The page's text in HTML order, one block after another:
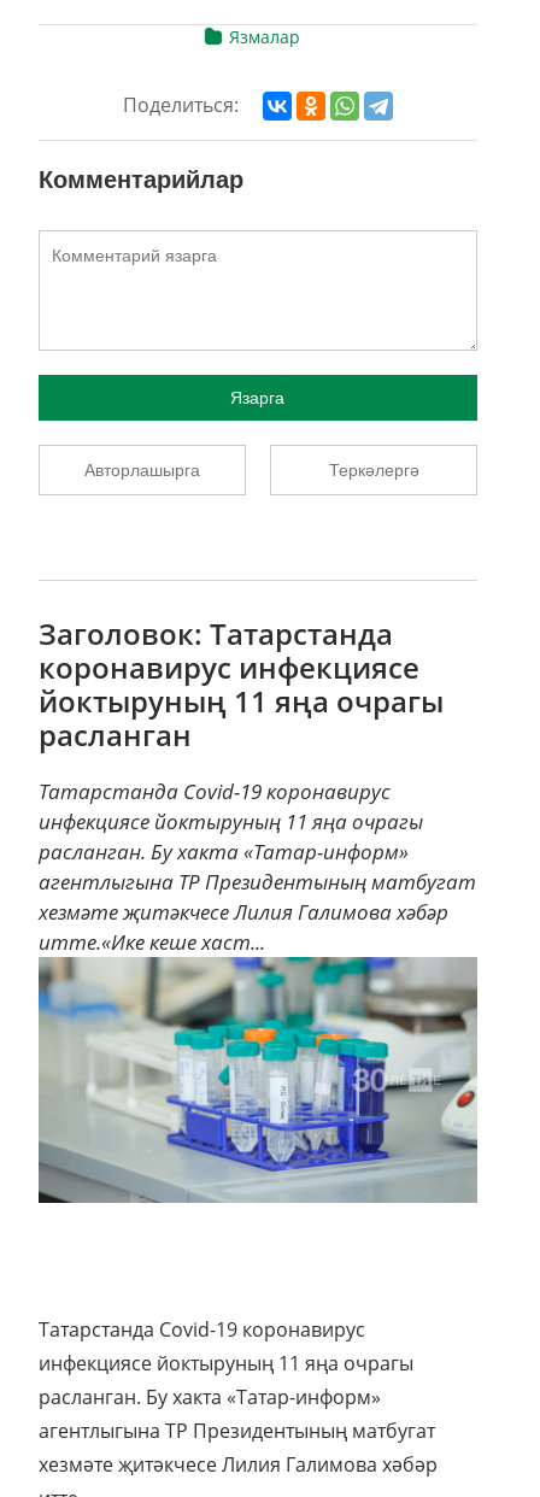
Язмалар
Поделиться:
Комментарийлар
Язарга
Авторлашырга Теркәлергә
Заголовок: Татарстанда
коронавирус инфекциясе
йоктыруның 11 яңа очрагы
расланган
Татарстанда Covid-19 коронавирус
инфекциясе йоктыруның 11 яңа очрагы
расланган. Бу хакта «Татар-информ»
агентлыгына ТР Президентының матбугат
хезмәте җитәкчесе Лилия Галимова хәбәр
итте.«Ике кеше хаст...
Татарстанда Covid-19 коронавирус
инфекциясе йоктыруның 11 яңа очрагы
расланган. Бу хакта «Татар-информ»
агентлыгына ТР Президентының матбугат
хезмәте җитәкчесе Лилия Галимова хәбәр